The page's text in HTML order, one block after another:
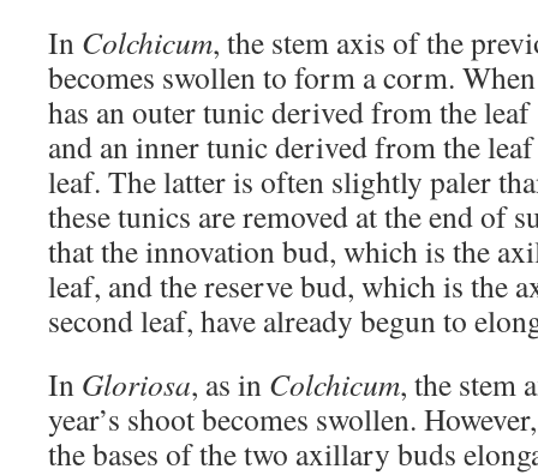
In Colchicum, the stem axis of the
becomes swollen to form a corm.
has an outer tunic derived from the
and an inner tunic derived from the
leaf. The latter is often slightly paler
these tunics are removed at the end of
that the innovation bud, which is the
leaf, and the reserve bud, which is the
second leaf, have already begun to
In Gloriosa, as in Colchicum, the stem
year’s shoot becomes swollen.
the bases of the two axillary buds